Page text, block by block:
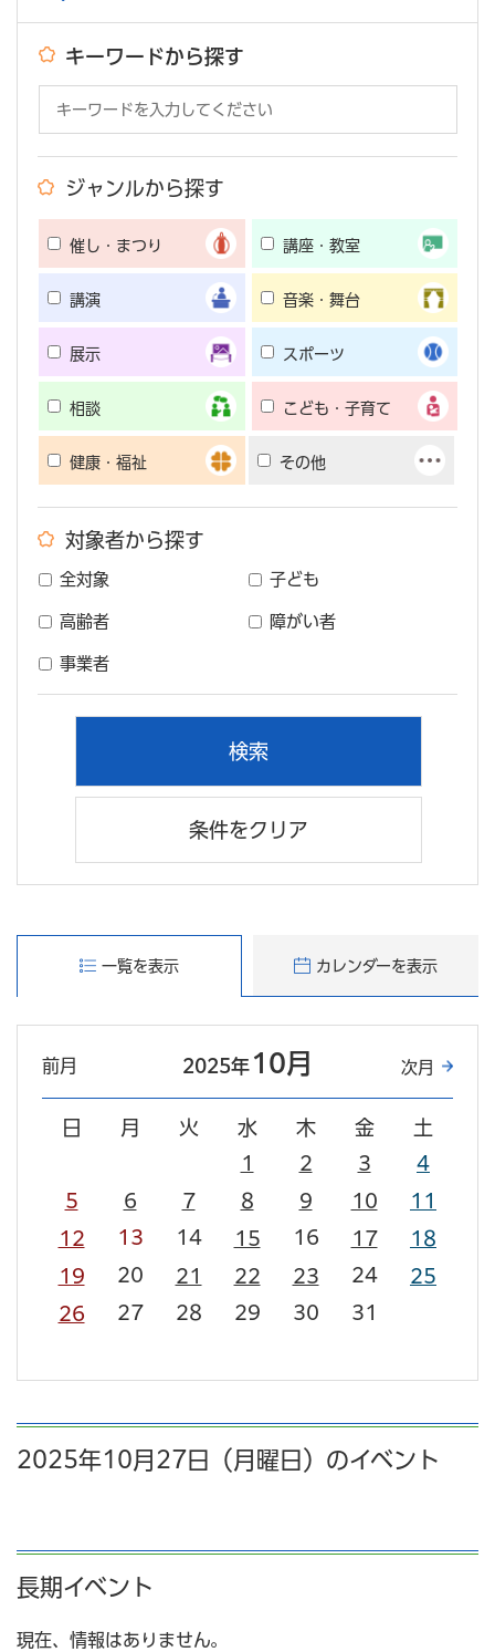
キーワードから探す
ジャンルから探す
催し・まつり 講座・教室
講演 音楽・舞台
展示 スポーツ
相談 こども・子育て
健康・福祉 その他
対象者から探す
全対象 子ども
高齢者 障がい者
事業者
条件をクリア
一覧を表示 カレンダーを表示
2025年 10月
前月 次月
日 月 火 水 木 金
土
1
2 3
4
5
6 7 8 9 10
11
12
13 14 15 16 17
18
19
20 21 22 23 24
25
26
27 28 29 30 31
2025年10月27日（月曜日）のイベント
長期イベント
現在、情報はありません。